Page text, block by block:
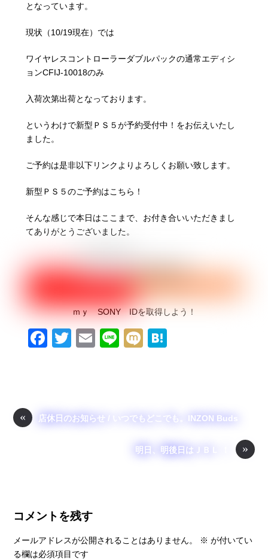
となっています。
現状（10/19現在）では
ワイヤレスコントローラーダブルパックの通常エディシ
ョンCFIJ-10018のみ
入荷次第出荷となっております。
というわけで新型ＰＳ５が予約受付中！をお伝えいたし
ました。
ご予約は是非以下リンクよりよろしくお願い致します。
新型ＰＳ５のご予約はこちら！
そんな感じで本日はここまで、お付き合いいただきまし
てありがとうございました。
ｍｙ SONY IDを取得しよう！
F
b
T
E Li
M H
a
« 店休日のお知らせ / いつでもどこでも。INZON Buds
»
明日、明後日はＪＢＬ ！
コメントを残す
メールアドレスが公開されることはありません。 ※ が付いてい
る欄は必須項目です